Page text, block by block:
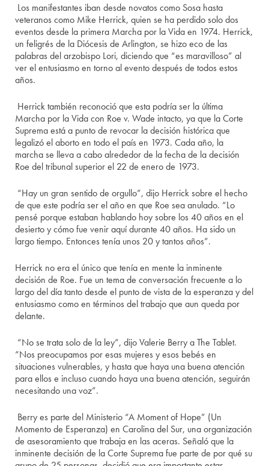
Los manifestantes iban desde novatos como Sosa hasta
veteranos como Mike Herrick, quien se ha perdido solo dos
eventos desde la primera Marcha por la Vida en 1974. Herrick,
un feligrés de la Diócesis de Arlington, se hizo eco de las
palabras del arzobispo Lori, diciendo que “es maravilloso” al
ver el entusiasmo en torno al evento después de todos estos
años.
Herrick también reconoció que esta podría ser la última
Marcha por la Vida con Roe v. Wade intacto, ya que la Corte
Suprema está a punto de revocar la decisión histórica que
legalizó el aborto en todo el país en 1973. Cada año, la
marcha se lleva a cabo alrededor de la fecha de la decisión
Roe del tribunal superior el 22 de enero de 1973.
“Hay un gran sentido de orgullo”, dijo Herrick sobre el hecho
de que este podría ser el año en que Roe sea anulado. “Lo
pensé porque estaban hablando hoy sobre los 40 años en el
desierto y cómo fue venir aquí durante 40 años. Ha sido un
largo tiempo. Entonces tenía unos 20 y tantos años”.
Herrick no era el único que tenía en mente la inminente
decisión de Roe. Fue un tema de conversación frecuente a lo
largo del día tanto desde el punto de vista de la esperanza y del
entusiasmo como en términos del trabajo que aun queda por
delante.
“No se trata solo de la ley”, dijo Valerie Berry a The Tablet.
“Nos preocupamos por esas mujeres y esos bebés en
situaciones vulnerables, y hasta que haya una buena atención
para ellos e incluso cuando haya una buena atención, seguirán
necesitando una voz”.
Berry es parte del Ministerio “A Moment of Hope” (Un
Momento de Esperanza) en Carolina del Sur, una organización
de asesoramiento que trabaja en las aceras. Señaló que la
inminente decisión de la Corte Suprema fue parte de por qué su